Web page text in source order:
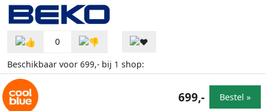
0
Beschikbaar voor 699,- bij 1 shop:
699,- Bestel »